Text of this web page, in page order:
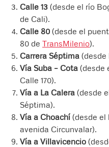
Calle 13 (desde el río
de Cali).
Calle 80 (desde el
80 de TransMilenio).
Carrera Séptima (desde
Vía Suba – Cota (desde
Calle 170).
Vía a La Calera (desde
Séptima).
Vía a Choachí (desde
avenida Circunvalar).
Vía a Villavicencio